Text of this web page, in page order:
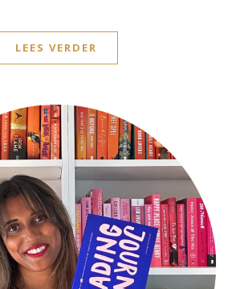
LEES VERDER